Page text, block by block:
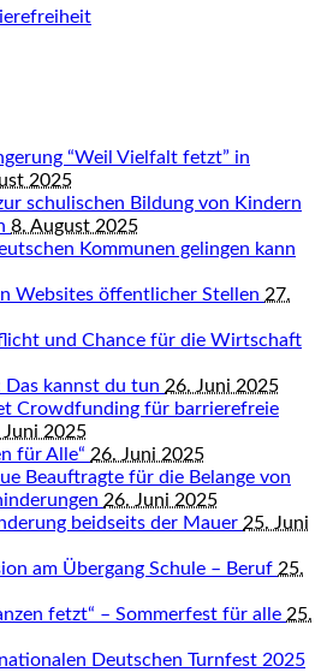
“Weil Vielfalt fetzt” in
2025
schulischen Bildung von Kindern
8. August 2025
Kommunen gelingen kann
Websites öffentlicher Stellen 27.
und Chance für die Wirtschaft
Das kannst du tun 26. Juni 2025
Crowdfunding für barrierefreie
Juni 2025
für Alle“ 26. Juni 2025
Beauftragte für die Belange von
26. Juni 2025
beidseits der Mauer 25. Juni
am Übergang Schule – Beruf 25.
fetzt“ – Sommerfest für alle 25.
Deutschen Turnfest 2025